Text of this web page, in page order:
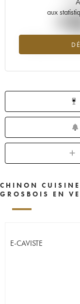
aux
Tendance à la
CHINON
GROSBOIS EN
E-CAVISTE